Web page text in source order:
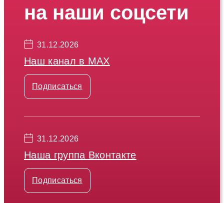
на наши соцсети
31.12.2026
Наш канал в МАХ
Подписаться
31.12.2026
Наша группа Вконтакте
Подписаться